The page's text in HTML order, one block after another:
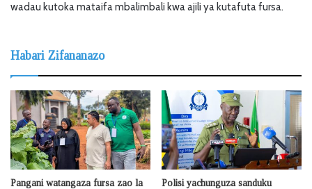
wadau kutoka mataifa mbalimbali kwa ajili ya kutafuta fursa.
Habari Zifananazo
Pangani watangaza fursa zao la
Polisi yachunguza sanduku